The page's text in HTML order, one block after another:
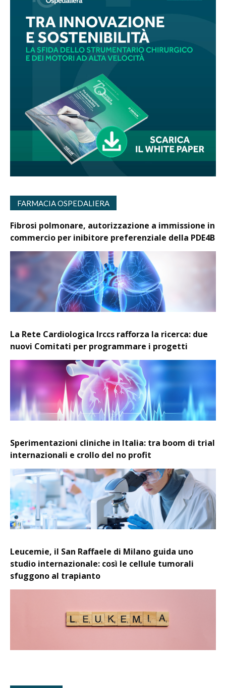
FARMACIA OSPEDALIERA
Fibrosi polmonare, autorizzazione a immissione in
commercio per inibitore preferenziale della PDE4B
La Rete Cardiologica Irccs rafforza la ricerca: due
nuovi Comitati per programmare i progetti
Sperimentazioni cliniche in Italia: tra boom di trial
internazionali e crollo del no profit
Leucemie, il San Raffaele di Milano guida uno
studio internazionale: così le cellule tumorali
sfuggono al trapianto